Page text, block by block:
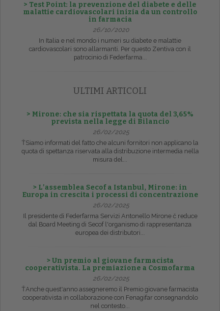
> Test Point: la prevenzione del diabete e delle
malattie cardiovascolari inizia da un controllo
in farmacia
26/10/2020
In Italia e nel mondo i numeri su diabete e malattie
cardiovascolari sono allarmanti. Per questo Zentiva con il
patrocinio di Federfarma...
ULTIMI ARTICOLI
> Mirone: che sia rispettata la quota del 3,65%
prevista nella legge di Bilancio
26/02/2025
ŤSiamo informati del fatto che alcuni fornitori non applicano la
quota di spettanza riservata alla distribuzione intermedia nella
misura del...
> L’assemblea Secof a Istanbul, Mirone: in
Europa in crescita i processi di concentrazione
26/02/2025
Il presidente di Federfarma Servizi Antonello Mirone č reduce
dal Board Meeting di Secof l'organismo di rappresentanza
europea dei distributori...
> Un premio al giovane farmacista
cooperativista. La premiazione a Cosmofarma
26/02/2025
ŤAnche quest'anno assegneremo il Premio giovane farmacista
cooperativista in collaborazione con Fenagifar consegnandolo
nel contesto...